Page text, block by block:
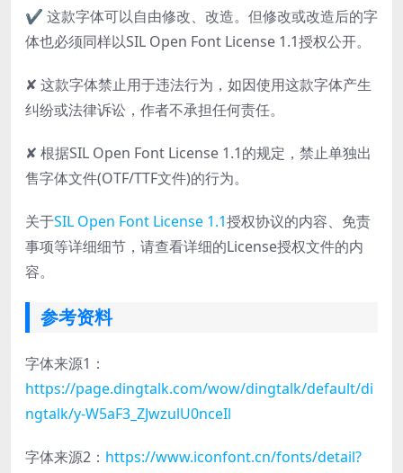
✔ 这款字体可以自由修改、改造。但修改或改造后的字
体也必须同样以SIL Open Font License 1.1授权公开。
✘ 这款字体禁止用于违法行为，如因使用这款字体产生
纠纷或法律诉讼，作者不承担任何责任。
✘ 根据SIL Open Font License 1.1的规定，禁止单独出
售字体文件(OTF/TTF文件)的行为。
关于SIL Open Font License 1.1授权协议的内容、免责
事项等详细细节，请查看详细的License授权文件的内
容。
参考资料
字体来源1：
https://page.dingtalk.com/wow/dingtalk/default/di
ngtalk/y-W5aF3_ZJwzulU0nceIl
字体来源2： https://www.iconfont.cn/fonts/detail?